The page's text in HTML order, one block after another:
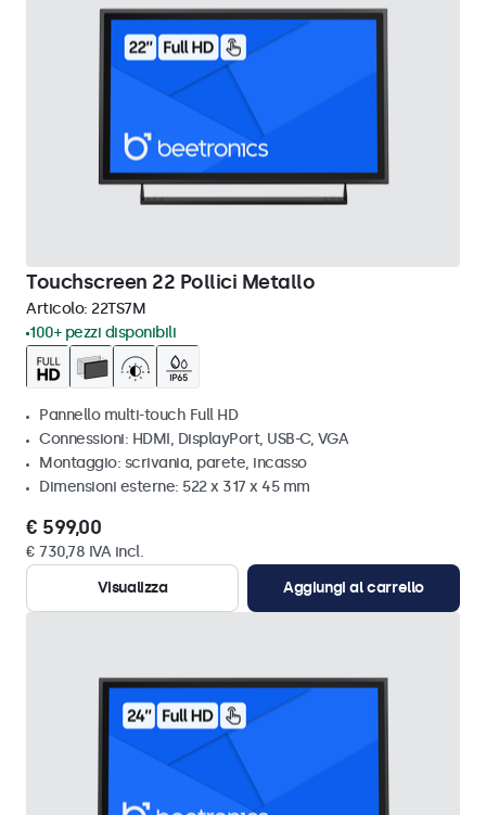
Touchscreen 22 Pollici Metallo
Articolo: 22TS7M
100+ pezzi disponibili
Pannello multi-touch Full HD
Connessioni: HDMI, DisplayPort, USB-C, VGA
Montaggio: scrivania, parete, incasso
Dimensioni esterne: 522 x 317 x 45 mm
€ 599,00
€ 730,78 IVA incl.
Visualizza
Aggiungi al carrello